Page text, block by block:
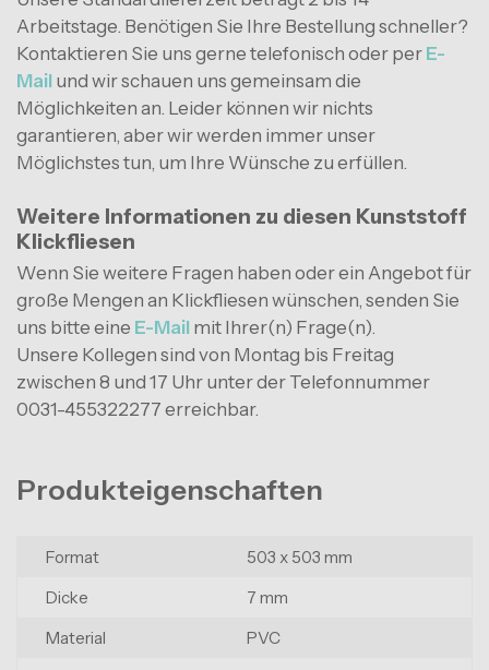
Arbeitstage. Benötigen Sie Ihre Bestellung schneller?
Kontaktieren Sie uns gerne telefonisch oder per E-
Mail und wir schauen uns gemeinsam die
Möglichkeiten an. Leider können wir nichts
garantieren, aber wir werden immer unser
Möglichstes tun, um Ihre Wünsche zu erfüllen.
Weitere Informationen zu diesen Kunststoff
Klickfliesen
Wenn Sie weitere Fragen haben oder ein Angebot für
große Mengen an Klickfliesen wünschen, senden Sie
uns bitte eine E-Mail mit Ihrer(n) Frage(n).
Unsere Kollegen sind von Montag bis Freitag
zwischen 8 und 17 Uhr unter der Telefonnummer
0031-455322277 erreichbar.
Produkteigenschaften
Format
503 x 503 mm
Dicke
7 mm
Material
PVC